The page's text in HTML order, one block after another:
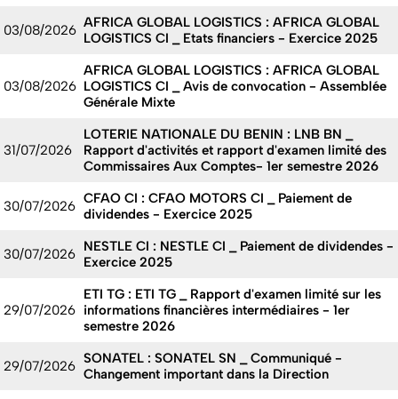
03/08/2026 AFRICA GLOBAL LOGISTICS : AFRICA GLOBAL
LOGISTICS CI _ Etats financiers - Exercice 2025
03/08/2026
AFRICA GLOBAL LOGISTICS : AFRICA GLOBAL
LOGISTICS CI _ Avis de convocation - Assemblée
Générale Mixte
31/07/2026
LOTERIE NATIONALE DU BENIN : LNB BN _
Rapport d'activités et rapport d'examen limité des
Commissaires Aux Comptes- 1er semestre 2026
30/07/2026 CFAO CI : CFAO MOTORS CI _ Paiement de
dividendes - Exercice 2025
30/07/2026 NESTLE CI : NESTLE CI _ Paiement de dividendes -
Exercice 2025
29/07/2026
ETI TG : ETI TG _ Rapport d'examen limité sur les
informations financières intermédiaires - 1er
semestre 2026
29/07/2026 SONATEL : SONATEL SN _ Communiqué -
Changement important dans la Direction